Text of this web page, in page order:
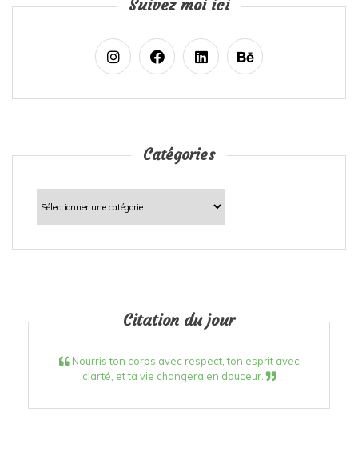
Suivez moi ici
Catégories
Catégories
Citation du jour
Nourris ton corps avec respect, ton esprit avec
clarté, et ta vie changera en douceur.